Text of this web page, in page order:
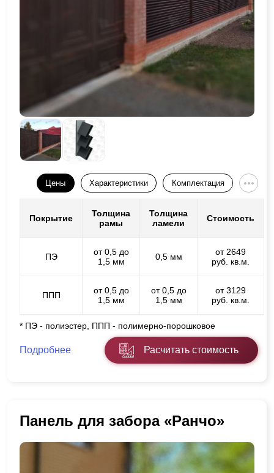
Цены Характеристики Комплектация
Покрытие
Толщина
рамы
Толщина
ламели
Стоимость
ПЭ
от 0,5 до
1,5 мм
0,5 мм
от 2649
руб. кв.м.
ППП
от 0,5 до
1,5 мм
от 0,5 до
1,5 мм
от 3129
руб. кв.м.
* ПЭ - полиэстер, ППП - полимерно-порошковое
Подробнее Расчитать стоимость
Панель для забора «Ранчо»